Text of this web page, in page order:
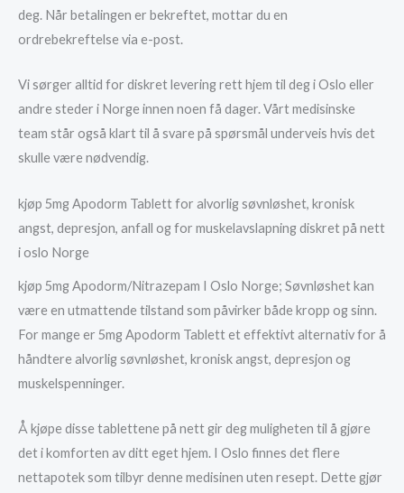
deg. Når betalingen er bekreftet, mottar du en
ordrebekreftelse via e-post.
Vi sørger alltid for diskret levering rett hjem til deg i Oslo eller
andre steder i Norge innen noen få dager. Vårt medisinske
team står også klart til å svare på spørsmål underveis hvis det
skulle være nødvendig.
kjøp 5mg Apodorm Tablett for alvorlig søvnløshet, kronisk
angst, depresjon, anfall og for muskelavslapning diskret på nett
i oslo Norge
kjøp 5mg Apodorm/Nitrazepam I Oslo Norge; Søvnløshet kan
være en utmattende tilstand som påvirker både kropp og sinn.
For mange er 5mg Apodorm Tablett et effektivt alternativ for å
håndtere alvorlig søvnløshet, kronisk angst, depresjon og
muskelspenninger.
Å kjøpe disse tablettene på nett gir deg muligheten til å gjøre
det i komforten av ditt eget hjem. I Oslo finnes det flere
nettapotek som tilbyr denne medisinen uten resept. Dette gjør